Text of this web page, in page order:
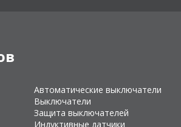
Автоматические выключатели
Выключатели
Защита выключателей
Индуктивные датчики